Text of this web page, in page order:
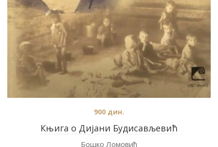
Књига о Дијани Будисављевић
900 дин.
Бошко Ломовић